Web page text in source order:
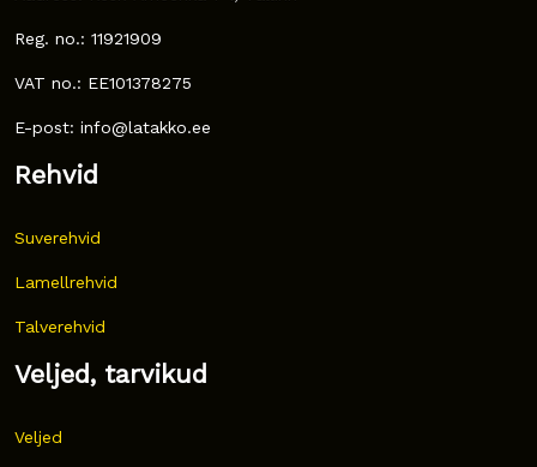
Reg. no.: 11921909
VAT no.: EE101378275
E-post: info@latakko.ee
Rehvid
Suverehvid
Lamellrehvid
Talverehvid
Veljed, tarvikud
Veljed